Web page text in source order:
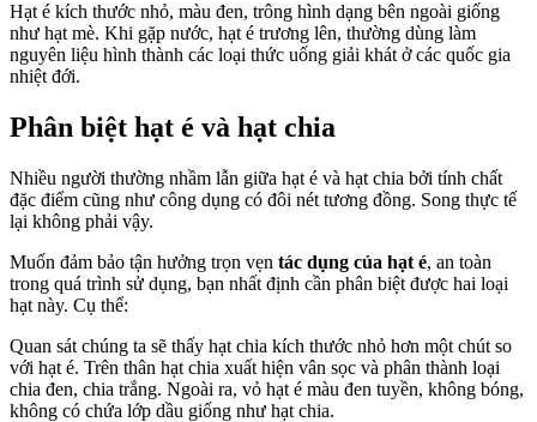
Hạt é kích thước nhỏ, màu đen, trông hình dạng bên ngoài giống
như hạt mè. Khi gặp nước, hạt é trương lên, thường dùng làm
nguyên liệu hình thành các loại thức uống giải khát ở các quốc gia
nhiệt đới.
Phân biệt hạt é và hạt chia
Nhiều người thường nhầm lẫn giữa hạt é và hạt chia bởi tính chất
đặc điểm cũng như công dụng có đôi nét tương đồng. Song thực tế
lại không phải vậy.
Muốn đảm bảo tận hưởng trọn vẹn tác dụng của hạt é, an toàn
trong quá trình sử dụng, bạn nhất định cần phân biệt được hai loại
hạt này. Cụ thể:
Quan sát chúng ta sẽ thấy hạt chia kích thước nhỏ hơn một chút so
với hạt é. Trên thân hạt chia xuất hiện vân sọc và phân thành loại
chia đen, chia trắng. Ngoài ra, vỏ hạt é màu đen tuyền, không bóng,
không có chứa lớp dầu giống như hạt chia.